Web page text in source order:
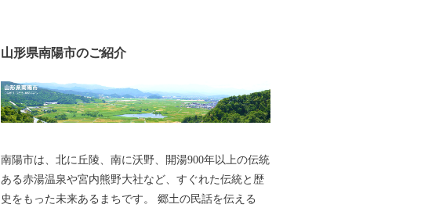
山形県南陽市のご紹介
南陽市は、北に丘陵、南に沃野、開湯900年以上の伝統
ある赤湯温泉や宮内熊野大社など、すぐれた伝統と歴
史をもった未来あるまちです。 郷土の民話を伝える